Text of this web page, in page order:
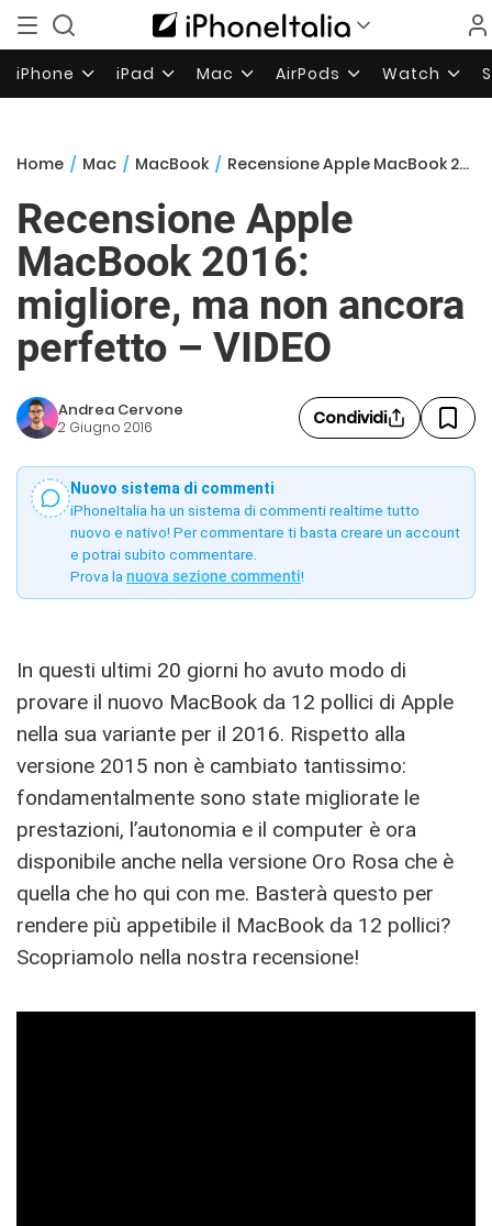
iPhone iPad Mac AirPods Watch
Home / Mac / MacBook / Recensione Apple MacBook 2016: migliore, ma non ancora perfetto – VIDEO
Recensione Apple
MacBook 2016:
migliore, ma non ancora
perfetto – VIDEO
Andrea Cervone
2 Giugno 2016 Condividi
Nuovo sistema di commenti
iPhoneItalia ha un sistema di commenti realtime tutto
nuovo e nativo! Per commentare ti basta creare un account
e potrai subito commentare.
Prova la nuova sezione commenti!
In questi ultimi 20 giorni ho avuto modo di
provare il nuovo MacBook da 12 pollici di Apple
nella sua variante per il 2016. Rispetto alla
versione 2015 non è cambiato tantissimo:
fondamentalmente sono state migliorate le
prestazioni, l’autonomia e il computer è ora
disponibile anche nella versione Oro Rosa che è
quella che ho qui con me. Basterà questo per
rendere più appetibile il MacBook da 12 pollici?
Scopriamolo nella nostra recensione!